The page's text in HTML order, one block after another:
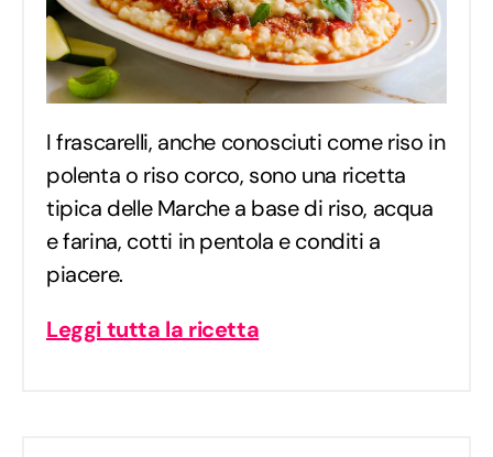
I frascarelli, anche conosciuti come riso in
polenta o riso corco, sono una ricetta
tipica delle Marche a base di riso, acqua
e farina, cotti in pentola e conditi a
piacere.
Leggi tutta la ricetta